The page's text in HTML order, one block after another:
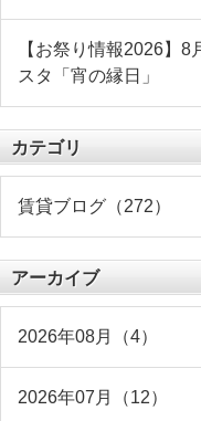
【お祭り情報2026】
スタ「宵の縁日」
カテゴリ
賃貸ブログ（272）
アーカイブ
2026年08月（4）
2026年07月（12）